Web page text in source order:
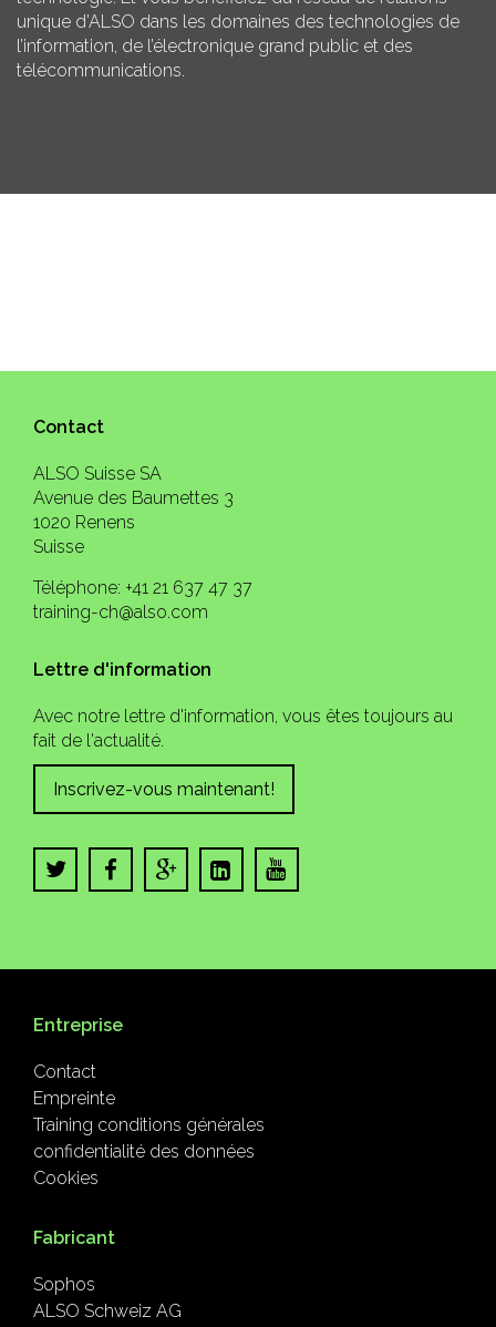
unique d’ALSO dans les domaines des technologies de
l’information, de l’électronique grand public et des
télécommunications.
Contact
ALSO Suisse SA
Avenue des Baumettes 3
1020 Renens
Suisse
Téléphone: +41 21 637 47 37
training-ch@also.com
Lettre d'information
Avec notre lettre d'information, vous êtes toujours au
fait de l'actualité.
Inscrivez-vous maintenant!
Entreprise
Contact
Empreinte
Training conditions générales
confidentialité des données
Cookies
Fabricant
Sophos
ALSO Schweiz AG